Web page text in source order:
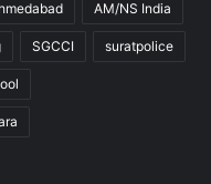
AM/NS India
SGCCI suratpolice